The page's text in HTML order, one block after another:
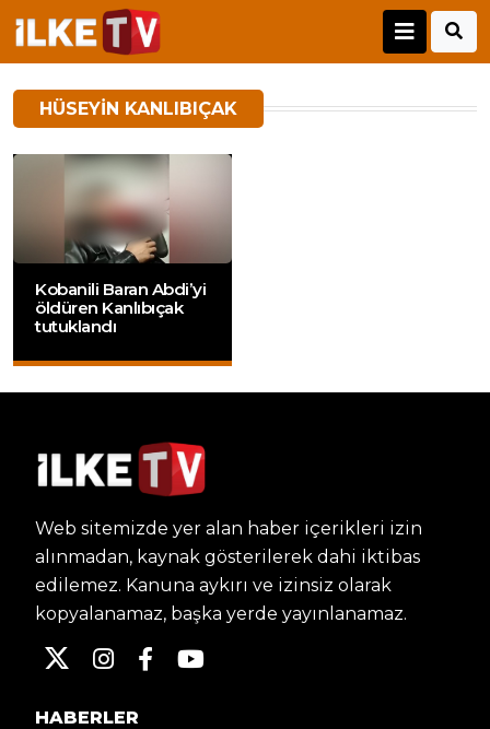
HÜSEYIN KANLIBIÇAK
Kobanili Baran Abdi’yi
öldüren Kanlıbıçak
tutuklandı
Web sitemizde yer alan haber içerikleri izin
alınmadan, kaynak gösterilerek dahi iktibas
edilemez. Kanuna aykırı ve izinsiz olarak
kopyalanamaz, başka yerde yayınlanamaz.
HABERLER